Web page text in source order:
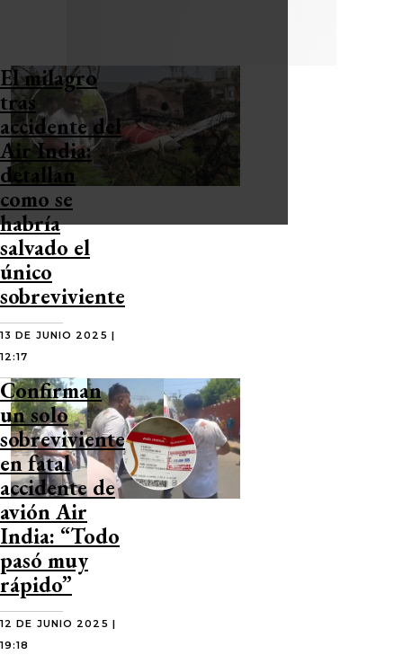
El milagro
tras
accidente del
Air India:
detallan
como se
habría
salvado el
único
sobreviviente
13 DE JUNIO 2025 |
12:17
Confirman
un solo
sobreviviente
en fatal
accidente de
avión Air
India: “Todo
pasó muy
rápido”
12 DE JUNIO 2025 |
19:18